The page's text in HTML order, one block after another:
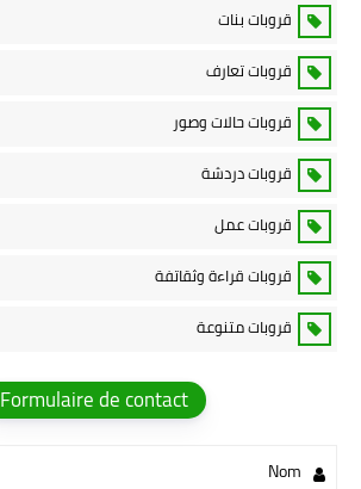
قروبات بنات
قروبات تعارف
قروبات حالات وصور
قروبات دردشة
قروبات عمل
قروبات قراءة وثقاتفة
قروبات متنوعة
Formulaire de contact
Nom